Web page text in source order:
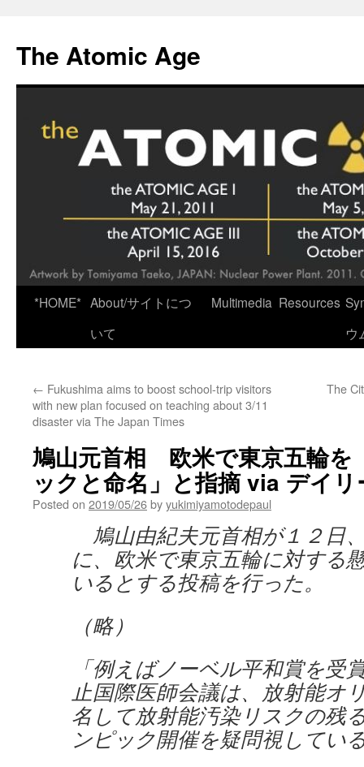
content
The Atomic Age
*HOME* About/サイトにつ
いて
Multimedia Resources
ウ
← Fukushima aims to boost school-trip visitors
with new plan focused on teaching about 3/11
disaster via The Japan Times
The
鳩山元首相 欧米で東京五輪を
ックと命名」と指摘 via デイリ
Posted on 2019/05/26byyukimiyamotodepaul
鳩山由紀夫元首相が１２日
に、欧米で東京五輪に対する
いるとする投稿を行った。
（略）
「例えばノーベル平和賞を受
止国際医師会議は、放射能オ
名して放射能汚染リスクの残
ンピック開催を疑問視してい